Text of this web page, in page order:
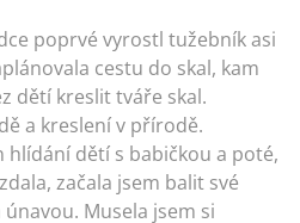
poprvé vyrostl tužebník asi
cestu do skal, kam
dětí kreslit tváře skal.
a kreslení v přírodě.
hlídání dětí s babičkou a poté,
začala jsem balit své
Musela jsem si